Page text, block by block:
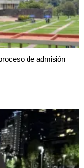
de admisión